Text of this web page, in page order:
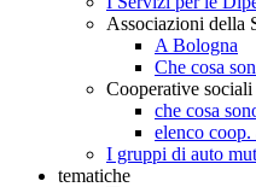
Associazioni della
A Bologna
Che cosa
Cooperative sociali
che cosa
elenco
I gruppi di auto
tematiche